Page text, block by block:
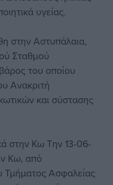
υγείας.
στην Αστυπάλαια,
Σταθμού
του οποίου
Ανακριτή
και σύστασης
στην Κω Την 13-06-
Κω, από
Τμήματος Ασφαλείας